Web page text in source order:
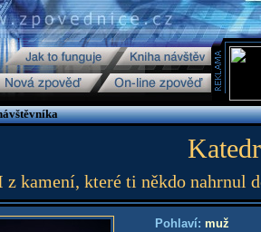
z kamení, které ti někdo nahrnul
Pohlaví: muž